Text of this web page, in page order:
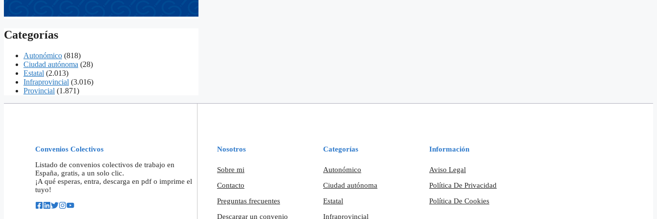
Categorías
Autonómico (818)
Ciudad autónoma (28)
Estatal (2.013)
Infraprovincial (3.016)
Provincial (1.871)
Convenios Colectivos
Listado de convenios colectivos de trabajo en
España, gratis, a un solo clic.
¡A qué esperas, entra, descarga en pdf o imprime el
tuyo!
Nosotros
Sobre mi
Contacto
Preguntas frecuentes
Descargar un convenio
Categorías
Autonómico
Ciudad autónoma
Estatal
Infraprovincial
Información
Aviso Legal
Política De Privacidad
Política De Cookies